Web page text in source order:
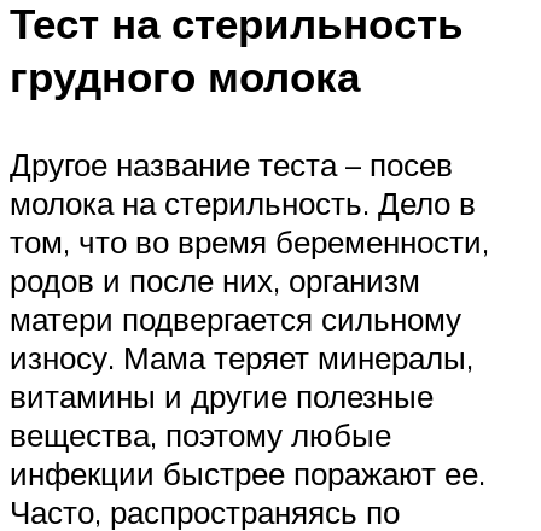
Тест на стерильность
грудного молока
Другое название теста – посев
молока на стерильность. Дело в
том, что во время беременности,
родов и после них, организм
матери подвергается сильному
износу. Мама теряет минералы,
витамины и другие полезные
вещества, поэтому любые
инфекции быстрее поражают ее.
Часто, распространяясь по